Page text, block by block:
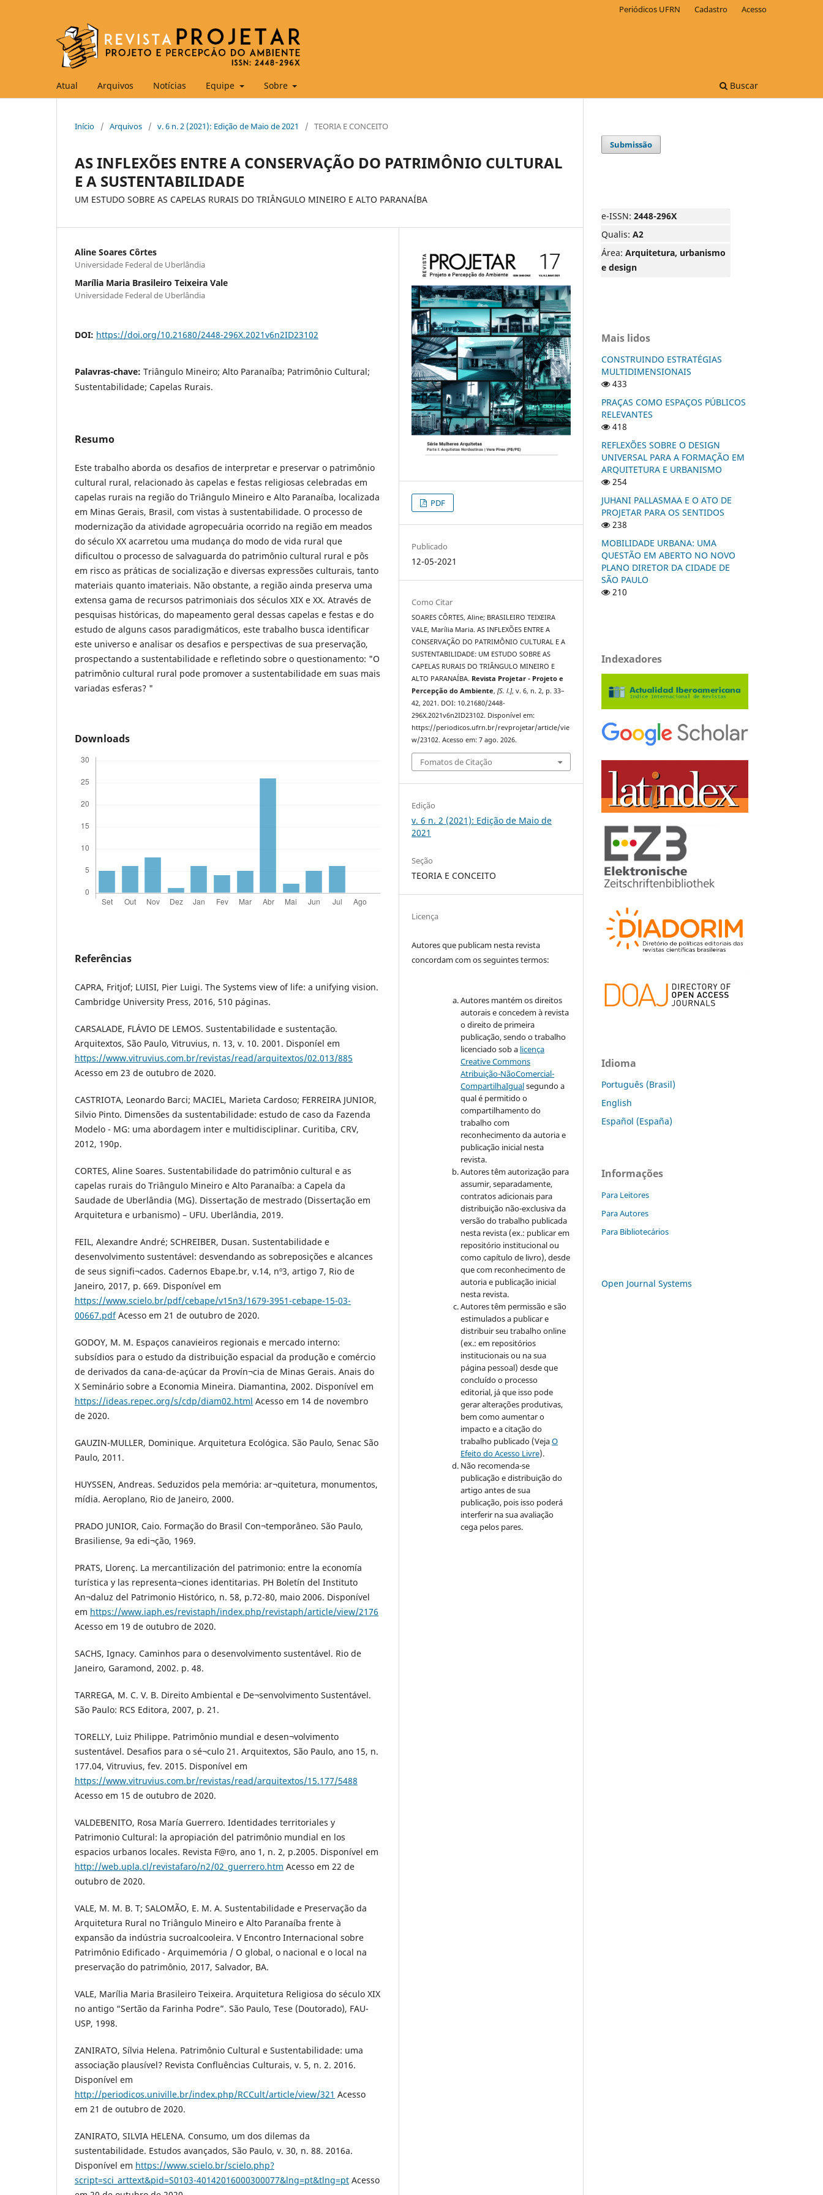
Atual Arquivos Notícias Equipe Sobre Buscar
Periódicos UFRN Cadastro Acesso
Início / Arquivos / v. 6 n. 2 (2021): Edição de Maio de 2021 / TEORIA E CONCEITO
AS INFLEXÕES ENTRE A CONSERVAÇÃO DO PATRIMÔNIO CULTURAL
E A SUSTENTABILIDADE
UM ESTUDO SOBRE AS CAPELAS RURAIS DO TRIÂNGULO MINEIRO E ALTO PARANAÍBA
Aline Soares Côrtes
Universidade Federal de Uberlândia
Marília Maria Brasileiro Teixeira Vale
Universidade Federal de Uberlândia
DOI: https://doi.org/10.21680/2448-296X.2021v6n2ID23102
Palavras-chave: Triângulo Mineiro; Alto Paranaíba; Patrimônio Cultural;
Sustentabilidade; Capelas Rurais.
Resumo
Este trabalho aborda os desafios de interpretar e preservar o patrimônio
cultural rural, relacionado às capelas e festas religiosas celebradas em
capelas rurais na região do Triângulo Mineiro e Alto Paranaíba, localizada
em Minas Gerais, Brasil, com vistas à sustentabilidade. O processo de
modernização da atividade agropecuária ocorrido na região em meados
do século XX acarretou uma mudança do modo de vida rural que
dificultou o processo de salvaguarda do patrimônio cultural rural e pôs
em risco as práticas de socialização e diversas expressões culturais, tanto
materiais quanto imateriais. Não obstante, a região ainda preserva uma
extensa gama de recursos patrimoniais dos séculos XIX e XX. Através de
pesquisas históricas, do mapeamento geral dessas capelas e festas e do
estudo de alguns casos paradigmáticos, este trabalho busca identificar
este universo e analisar os desafios e perspectivas de sua preservação,
prospectando a sustentabilidade e refletindo sobre o questionamento: "O
patrimônio cultural rural pode promover a sustentabilidade em suas mais
variadas esferas? "
Downloads
Referências
CAPRA, Fritjof; LUISI, Pier Luigi. The Systems view of life: a unifying vision.
Cambridge University Press, 2016, 510 páginas.
CARSALADE, FLÁVIO DE LEMOS. Sustentabilidade e sustentação.
Arquitextos, São Paulo, Vitruvius, n. 13, v. 10. 2001. Disponíel em
https://www.vitruvius.com.br/revistas/read/arquitextos/02.013/885
Acesso em 23 de outubro de 2020.
CASTRIOTA, Leonardo Barci; MACIEL, Marieta Cardoso; FERREIRA JUNIOR,
Silvio Pinto. Dimensões da sustentabilidade: estudo de caso da Fazenda
Modelo - MG: uma abordagem inter e multidisciplinar. Curitiba, CRV,
2012, 190p.
CORTES, Aline Soares. Sustentabilidade do patrimônio cultural e as
capelas rurais do Triângulo Mineiro e Alto Paranaíba: a Capela da
Saudade de Uberlândia (MG). Dissertação de mestrado (Dissertação em
Arquitetura e urbanismo) – UFU. Uberlândia, 2019.
FEIL, Alexandre André; SCHREIBER, Dusan. Sustentabilidade e
desenvolvimento sustentável: desvendando as sobreposições e alcances
de seus signifi¬cados. Cadernos Ebape.br, v.14, nº3, artigo 7, Rio de
Janeiro, 2017, p. 669. Disponível em
https://www.scielo.br/pdf/cebape/v15n3/1679-3951-cebape-15-03-
00667.pdfAcesso em 21 de outubro de 2020.
GODOY, M. M. Espaços canavieiros regionais e mercado interno:
subsídios para o estudo da distribuição espacial da produção e comércio
de derivados da cana-de-açúcar da Provín¬cia de Minas Gerais. Anais do
X Seminário sobre a Economia Mineira. Diamantina, 2002. Disponível em
https://ideas.repec.org/s/cdp/diam02.html Acesso em 14 de novembro
de 2020.
GAUZIN-MULLER, Dominique. Arquitetura Ecológica. São Paulo, Senac São
Paulo, 2011.
HUYSSEN, Andreas. Seduzidos pela memória: ar¬quitetura, monumentos,
mídia. Aeroplano, Rio de Janeiro, 2000.
PRADO JUNIOR, Caio. Formação do Brasil Con¬temporâneo. São Paulo,
Brasiliense, 9a edi¬ção, 1969.
PRATS, Llorenç. La mercantilización del patrimonio: entre la economía
turística y las representa¬ciones identitarias. PH Boletín del Instituto
An¬daluz del Patrimonio Histórico, n. 58, p.72-80, maio 2006. Disponível
em https://www.iaph.es/revistaph/index.php/revistaph/article/view/2176
Acesso em 19 de outubro de 2020.
SACHS, Ignacy. Caminhos para o desenvolvimento sustentável. Rio de
Janeiro, Garamond, 2002. p. 48.
TARREGA, M. C. V. B. Direito Ambiental e De¬senvolvimento Sustentável.
São Paulo: RCS Editora, 2007, p. 21.
TORELLY, Luiz Philippe. Patrimônio mundial e desen¬volvimento
sustentável. Desafios para o sé¬culo 21. Arquitextos, São Paulo, ano 15, n.
177.04, Vitruvius, fev. 2015. Disponível em
https://www.vitruvius.com.br/revistas/read/arquitextos/15.177/5488
Acesso em 15 de outubro de 2020.
VALDEBENITO, Rosa María Guerrero. Identidades territoriales y
Patrimonio Cultural: la apropiación del patrimônio mundial en los
espacios urbanos locales. Revista F@ro, ano 1, n. 2, p.2005. Disponível em
http://web.upla.cl/revistafaro/n2/02_guerrero.htm Acesso em 22 de
outubro de 2020.
VALE, M. M. B. T; SALOMÃO, E. M. A. Sustentabilidade e Preservação da
Arquitetura Rural no Triângulo Mineiro e Alto Paranaíba frente à
expansão da indústria sucroalcooleira. V Encontro Internacional sobre
Patrimônio Edificado - Arquimemória / O global, o nacional e o local na
preservação do patrimônio, 2017, Salvador, BA.
VALE, Marília Maria Brasileiro Teixeira. Arquitetura Religiosa do século XIX
no antigo “Sertão da Farinha Podre”. São Paulo, Tese (Doutorado), FAU-
USP, 1998.
ZANIRATO, Sílvia Helena. Patrimônio Cultural e Sustentabilidade: uma
associação plausível? Revista Confluências Culturais, v. 5, n. 2. 2016.
Disponível em
http://periodicos.univille.br/index.php/RCCult/article/view/321 Acesso
em 21 de outubro de 2020.
ZANIRATO, SILVIA HELENA. Consumo, um dos dilemas da
sustentabilidade. Estudos avançados, São Paulo, v. 30, n. 88. 2016a.
Disponível em https://www.scielo.br/scielo.php?
script=sci_arttext&pid=S0103-40142016000300077&lng=pt&tlng=pt Acesso
PDF
Publicado
12-05-2021
Como Citar
SOARES CÔRTES, Aline; BRASILEIRO TEIXEIRA
VALE, Marília Maria. AS INFLEXÕES ENTRE A
CONSERVAÇÃO DO PATRIMÔNIO CULTURAL E A
SUSTENTABILIDADE: UM ESTUDO SOBRE AS
CAPELAS RURAIS DO TRIÂNGULO MINEIRO E
ALTO PARANAÍBA. Revista Projetar - Projeto e
Percepção do Ambiente,[S. l.], v. 6, n. 2, p. 33–
42, 2021. DOI: 10.21680/2448-
296X.2021v6n2ID23102. Disponível em:
https://periodicos.ufrn.br/revprojetar/article/vie
w/23102. Acesso em: 7 ago. 2026.
Fomatos de Citação
Edição
v. 6 n. 2 (2021): Edição de Maio de
2021
Seção
TEORIA E CONCEITO
Licença
Autores que publicam nesta revista
concordam com os seguintes termos:
Autores mantém os direitos
autorais e concedem à revista
o direito de primeira
publicação, sendo o trabalho
licenciado sob a licença
Creative Commons
Atribuição-NãoComercial-
CompartilhaIgualsegundo a
qual é permitido o
compartilhamento do
trabalho com
reconhecimento da autoria e
publicação inicial nesta
revista.
Autores têm autorização para
assumir, separadamente,
contratos adicionais para
distribuição não-exclusiva da
versão do trabalho publicada
nesta revista (ex.: publicar em
repositório institucional ou
como capítulo de livro), desde
que com reconhecimento de
autoria e publicação inicial
nesta revista.
Autores têm permissão e são
estimulados a publicar e
distribuir seu trabalho online
(ex.: em repositórios
institucionais ou na sua
página pessoal) desde que
concluído o processo
editorial, já que isso pode
gerar alterações produtivas,
bem como aumentar o
impacto e a citação do
trabalho publicado (VejaO
Efeito do Acesso Livre).
Não recomenda-se
publicação e distribuição do
artigo antes de sua
publicação, pois isso poderá
interferir na sua avaliação
cega pelos pares.
Submissão
e-ISSN: 2448-296X
Qualis: A2
Área: Arquitetura, urbanismo
e design
Mais lidos
CONSTRUINDO ESTRATÉGIAS
MULTIDIMENSIONAIS
433
PRAÇAS COMO ESPAÇOS PÚBLICOS
RELEVANTES
418
REFLEXÕES SOBRE O DESIGN
UNIVERSAL PARA A FORMAÇÃO EM
ARQUITETURA E URBANISMO
254
JUHANI PALLASMAA E O ATO DE
PROJETAR PARA OS SENTIDOS
238
MOBILIDADE URBANA: UMA
QUESTÃO EM ABERTO NO NOVO
PLANO DIRETOR DA CIDADE DE
SÃO PAULO
210
Indexadores
Idioma
Português (Brasil)
English
Español (España)
Informações
Para Leitores
Para Autores
Para Bibliotecários
Open Journal Systems